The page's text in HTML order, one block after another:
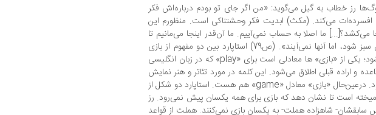
رز خطاب به گیل می‌گوید: «من اگر جای تو بودم درباره‌اش فکر
می‌کند. (مکث) ابدیت فکر وحشتناکی است. منظورم این
ما اصلا به حساب نمی‌آییم. ما آن‌قدر اینجا می‌مانیم تا
علف زیر پایمان سبز شود، اما آنها نمی‌آیند». (ص79) استاپارد بین دو مفهوم از بازی
تمایز قائل می‌شود؛ یکی از «بازی» ها معادلی است برای «play» که در زبان انگلیسی
و اراده قبلی اطلاق می‌شود. این کلمه در مورد تئاتر و هنر نمایش
نیز به کار می‌رود. درعین‌حال «بازی» معادل «game» هم هست. استاپارد دو شکل از
است تا نشان دهد که بازی برای همه یکسان پیش نمی‌رود. رز
سابقشان- شاهزاده هملت- به یکسان بازی نمی‌کنند. هملت از قواعد